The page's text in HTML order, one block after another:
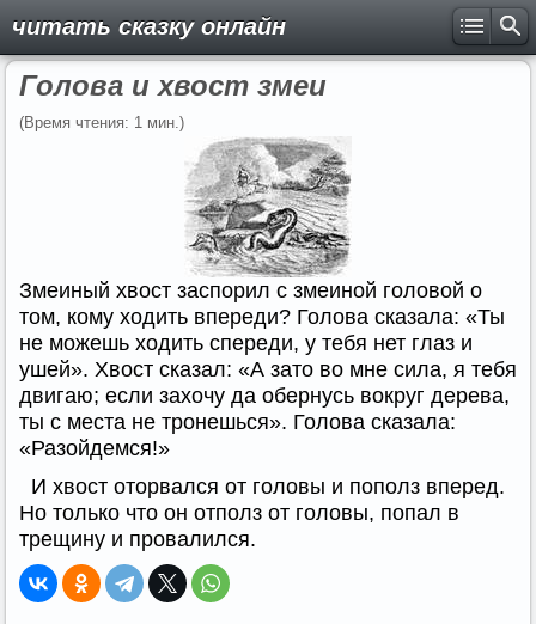
читать сказку онлайн
Голова и хвост змеи
(Время чтения: 1 мин.)
Змеиный хвост заспорил с змеиной головой о
том, кому ходить впереди? Голова сказала: «Ты
не можешь ходить спереди, у тебя нет глаз и
ушей». Хвост сказал: «А зато во мне сила, я тебя
двигаю; если захочу да обернусь вокруг дерева,
ты с места не тронешься». Голова сказала:
«Разойдемся!»
И хвост оторвался от головы и пополз вперед.
Но только что он отполз от головы, попал в
трещину и провалился.